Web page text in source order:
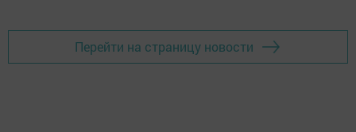
Перейти на страницу новости